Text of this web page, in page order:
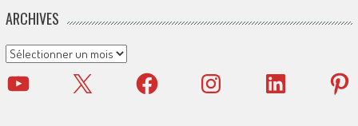
ARCHIVES
Archives
YouTube X Facebook Instagram LinkedIn